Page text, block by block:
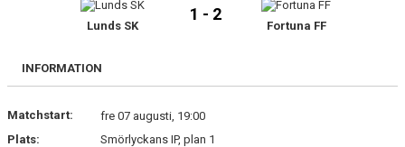
DOKUMENT
Lunds SK
1 - 2
Fortuna FF
INFORMATION
Matchstart:
fre 07 augusti, 19:00
Plats:
Smörlyckans IP, plan 1